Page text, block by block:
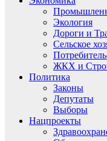
Экология
Дороги и
Сельское
ЖКХ и
Политика
Законы
Депутаты
Выборы
Нацпроекты